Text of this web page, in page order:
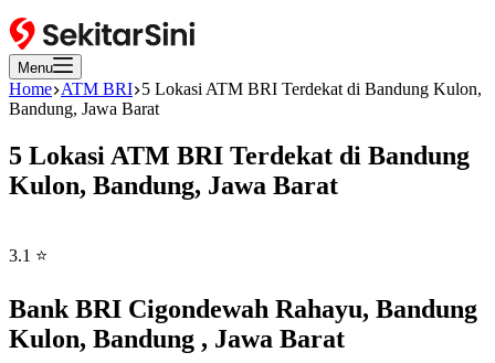
Menu
Home ATM BRI 5 Lokasi ATM BRI Terdekat di Bandung Kulon,
Bandung, Jawa Barat
5 Lokasi ATM BRI Terdekat di Bandung
Kulon, Bandung, Jawa Barat
3.1 ⭐
Bank BRI Cigondewah Rahayu, Bandung
Kulon, Bandung , Jawa Barat